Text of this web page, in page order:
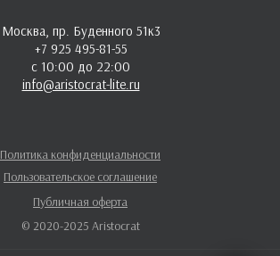
Москва, пр. Буденного 51к3
+7 925 495-81-55
с 10:00 до 22:00
info@aristocrat-lite.ru
© 2020-2025 Aristocrat
Публичная оферта
Пользовательское соглашение
Политика конфиденциальности